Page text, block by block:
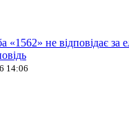
«1562» не відповідає за
14:06